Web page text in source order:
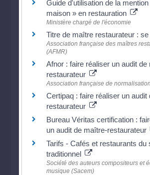
Guide d'utilisation de la mention
maison » en restauration
Ministère chargé de l'économie
Titre de maître restaurateur :
Association française des maîtres
(AFMR)
Afnor : faire réaliser un audit de
restaurateur
Association française de
Certipaq : faire réaliser un audit
restaurateur
Bureau Véritas certification :
un audit de maître-restaurateur
Tarifs - Cafés et restaurants du
traditionnel
Société des auteurs compositeurs et
musique (Sacem)